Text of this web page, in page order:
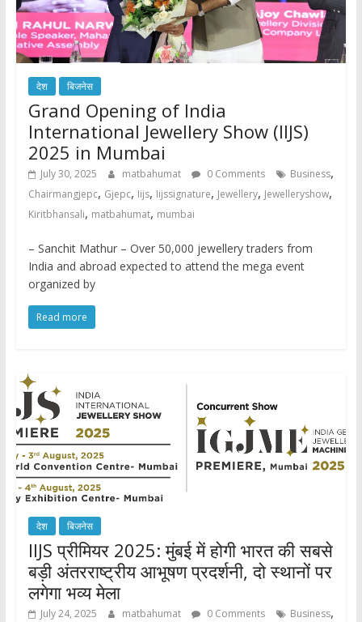
देश बिजनेस
Grand Opening of India
International Jewellery Show (IIJS)
2025 in Mumbai
July 30, 2025 matbahumat 0 Comments Business,
Chairmangjepc, Gjepc, Iijs, Iijssignature, Jewellery, Jewelleryshow,
Kiritbhansali, matbahumat, mumbai
– Sanchit Mathur – Over 50,000 jewellery traders from
India and abroad expected to attend the mega event
organized by
Read more
देश बिजनेस
IIJS प्रीमियर 2025: मुंबई में होगी भारत की सबसे
बड़ी अंतरराष्ट्रीय आभूषण प्रदर्शनी, दो स्थानों पर
लगेगा भव्य मेला
July 24, 2025 matbahumat 0 Comments Business,